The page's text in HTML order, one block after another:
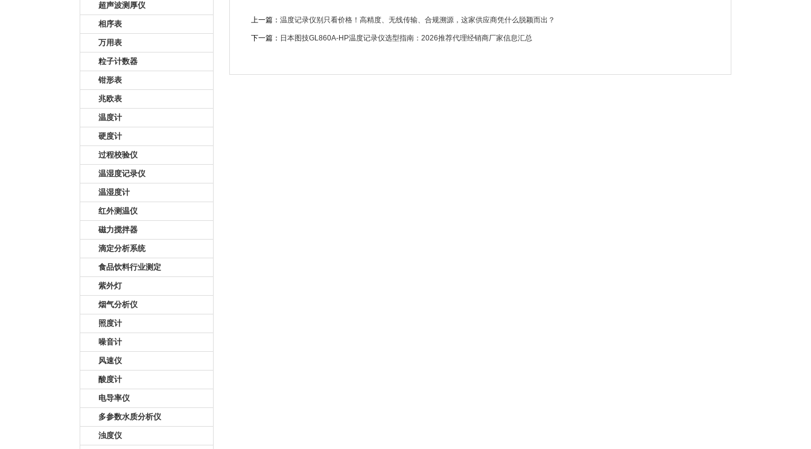
超声波测厚仪
相序表
万用表
粒子计数器
钳形表
兆欧表
温度计
硬度计
过程校验仪
温湿度记录仪
温湿度计
红外测温仪
磁力搅拌器
滴定分析系统
食品饮料行业测定
紫外灯
烟气分析仪
照度计
噪音计
风速仪
酸度计
电导率仪
多参数水质分析仪
浊度仪
上一篇： 温度记录仪别只看价格！高精度、无线传输、合规溯源，这家供应商凭什么脱颖而出？
下一篇： 日本图技GL860A-HP温度记录仪选型指南：2026推荐代理经销商厂家信息汇总